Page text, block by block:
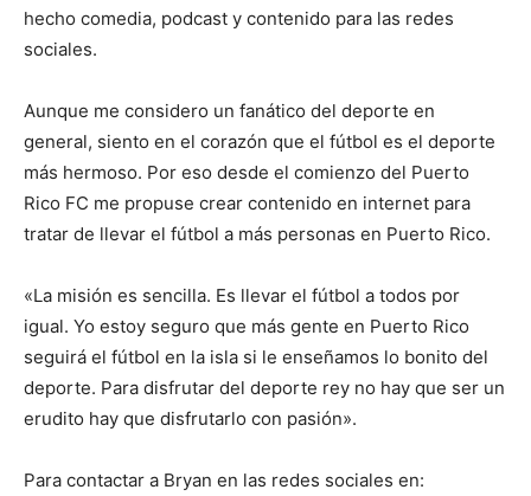
hecho comedia, podcast y contenido para las redes
sociales.
Aunque me considero un fanático del deporte en
general, siento en el corazón que el fútbol es el deporte
más hermoso. Por eso desde el comienzo del Puerto
Rico FC me propuse crear contenido en internet para
tratar de llevar el fútbol a más personas en Puerto Rico.
«La misión es sencilla. Es llevar el fútbol a todos por
igual. Yo estoy seguro que más gente en Puerto Rico
seguirá el fútbol en la isla si le enseñamos lo bonito del
deporte. Para disfrutar del deporte rey no hay que ser un
erudito hay que disfrutarlo con pasión».
Para contactar a Bryan en las redes sociales en: